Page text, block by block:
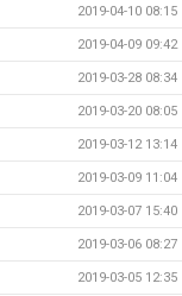
2019-04-10 08:15
2019-04-09 09:42
2019-03-28 08:34
2019-03-20 08:05
2019-03-12 13:14
2019-03-09 11:04
2019-03-07 15:40
2019-03-06 08:27
2019-03-05 12:35